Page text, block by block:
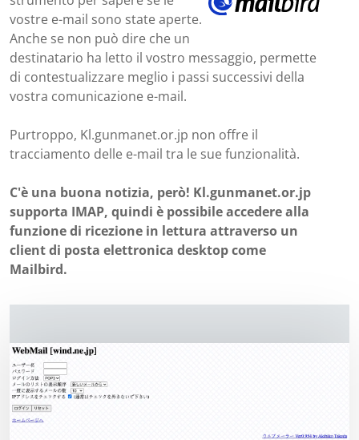
vostre e-mail sono state aperte.
Anche se non può dire che un
destinatario ha letto il vostro messaggio, permette
di contestualizzare meglio i passi successivi della
vostra comunicazione e-mail.
Purtroppo, Kl.gunmanet.or.jp non offre il
tracciamento delle e-mail tra le sue funzionalità.
C'è una buona notizia, però! Kl.gunmanet.or.jp
supporta IMAP, quindi è possibile accedere alla
funzione di ricezione in lettura attraverso un
client di posta elettronica desktop come
Mailbird.